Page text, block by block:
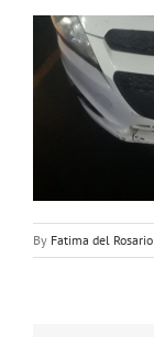
By Fatima del Rosario